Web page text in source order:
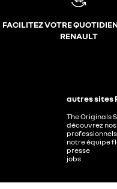
FACILITEZ VOTRE
RENAULT
autres sites
The Originals
découvrez
professionnels
notre équipe
presse
jobs